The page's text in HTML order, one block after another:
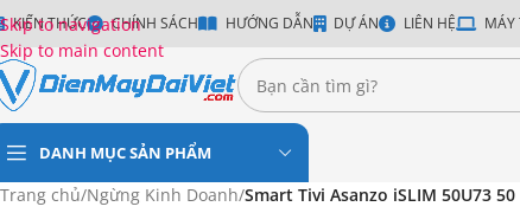
Skip to navigation
Skip to main content
KIẾN THỨC CHÍNH SÁCH HƯỚNG DẪN DỰ ÁN LIÊN HỆ MÁY
DANH MỤC SẢN PHẨM
Trang chủ/Ngừng Kinh Doanh/Smart Tivi Asanzo iSLIM 50U73